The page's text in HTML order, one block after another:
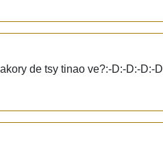
de tsy tinao ve?:-D:-D:-D:-D